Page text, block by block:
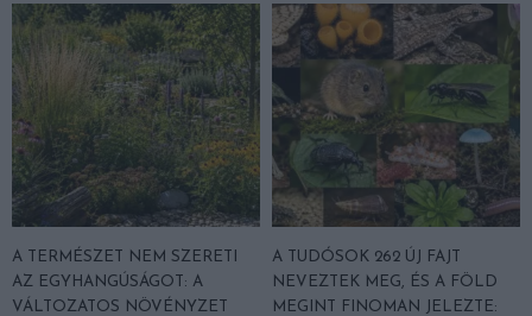
A TERMÉSZET NEM SZERETI
AZ EGYHANGÚSÁGOT: A
VÁLTOZATOS NÖVÉNYZET
A TUDÓSOK 262 ÚJ FAJT
NEVEZTEK MEG, ÉS A FÖLD
MEGINT FINOMAN JELEZTE: